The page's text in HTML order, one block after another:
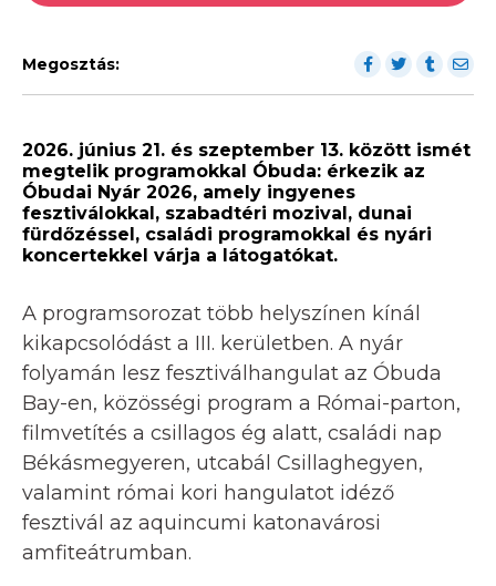
Megosztás:
2026. június 21. és szeptember 13. között ismét
megtelik programokkal Óbuda: érkezik az
Óbudai Nyár 2026, amely ingyenes
fesztiválokkal, szabadtéri mozival, dunai
fürdőzéssel, családi programokkal és nyári
koncertekkel várja a látogatókat.
A programsorozat több helyszínen kínál
kikapcsolódást a III. kerületben. A nyár
folyamán lesz fesztiválhangulat az Óbuda
Bay-en, közösségi program a Római-parton,
filmvetítés a csillagos ég alatt, családi nap
Békásmegyeren, utcabál Csillaghegyen,
valamint római kori hangulatot idéző
fesztivál az aquincumi katonavárosi
amfiteátrumban.